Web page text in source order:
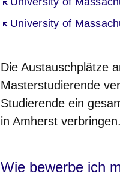
University of
Öffnet sich in einem
Die Austauschplätze
Masterstudierende
Studierende ein
in Amherst verbringen.
Wie bewerbe ich